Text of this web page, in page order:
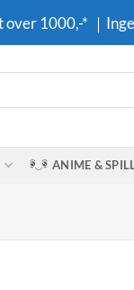
over 1000,-* ｜
ANIME &